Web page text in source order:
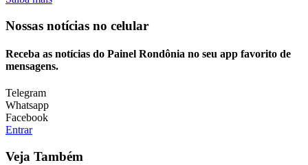
Nossas notícias no celular
Receba as notícias do Painel Rondônia no seu app favorito de
mensagens.
Telegram
Whatsapp
Facebook
Entrar
Veja Também